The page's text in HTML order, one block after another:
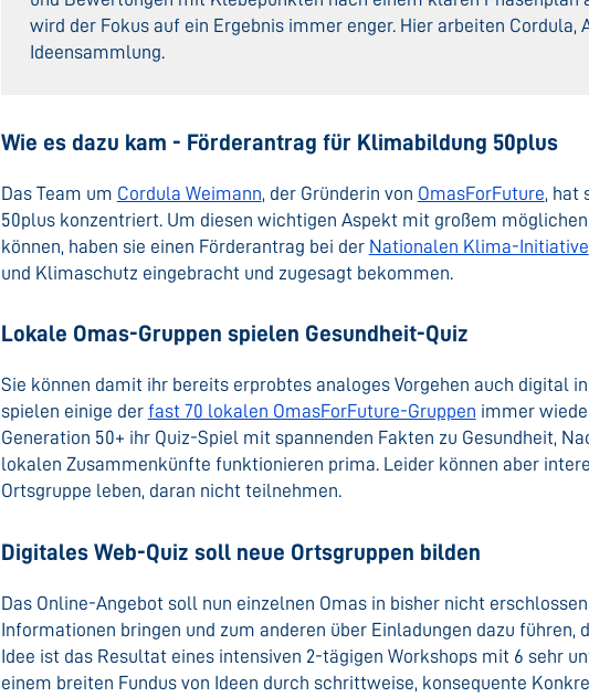
wird der Fokus auf ein Ergebnis immer enger. Hier arbeiten Cordula,
Ideensammlung.
Wie es dazu kam - Förderantrag für Klimabildung 50plus
Das Team um Cordula Weimann, der Gründerin von OmasForFuture, hat
50plus konzentriert. Um diesen wichtigen Aspekt mit großem
können, haben sie einen Förderantrag bei der Nationalen Klima-Initiative
und Klimaschutz eingebracht und zugesagt bekommen.
Lokale Omas-Gruppen spielen Gesundheit-Quiz
Sie können damit ihr bereits erprobtes analoges Vorgehen auch digital
spielen einige der fast 70 lokalen OmasForFuture-Gruppen immer
Generation 50+ ihr Quiz-Spiel mit spannenden Fakten zu Gesundheit,
lokalen Zusammenkünfte funktionieren prima. Leider können aber
Ortsgruppe leben, daran nicht teilnehmen.
Digitales Web-Quiz soll neue Ortsgruppen bilden
Das Online-Angebot soll nun einzelnen Omas in bisher nicht
Informationen bringen und zum anderen über Einladungen dazu führen,
Idee ist das Resultat eines intensiven 2-tägigen Workshops mit 6 sehr
einem breiten Fundus von Ideen durch schrittweise, konsequente